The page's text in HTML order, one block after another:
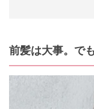
前髪は大事。で